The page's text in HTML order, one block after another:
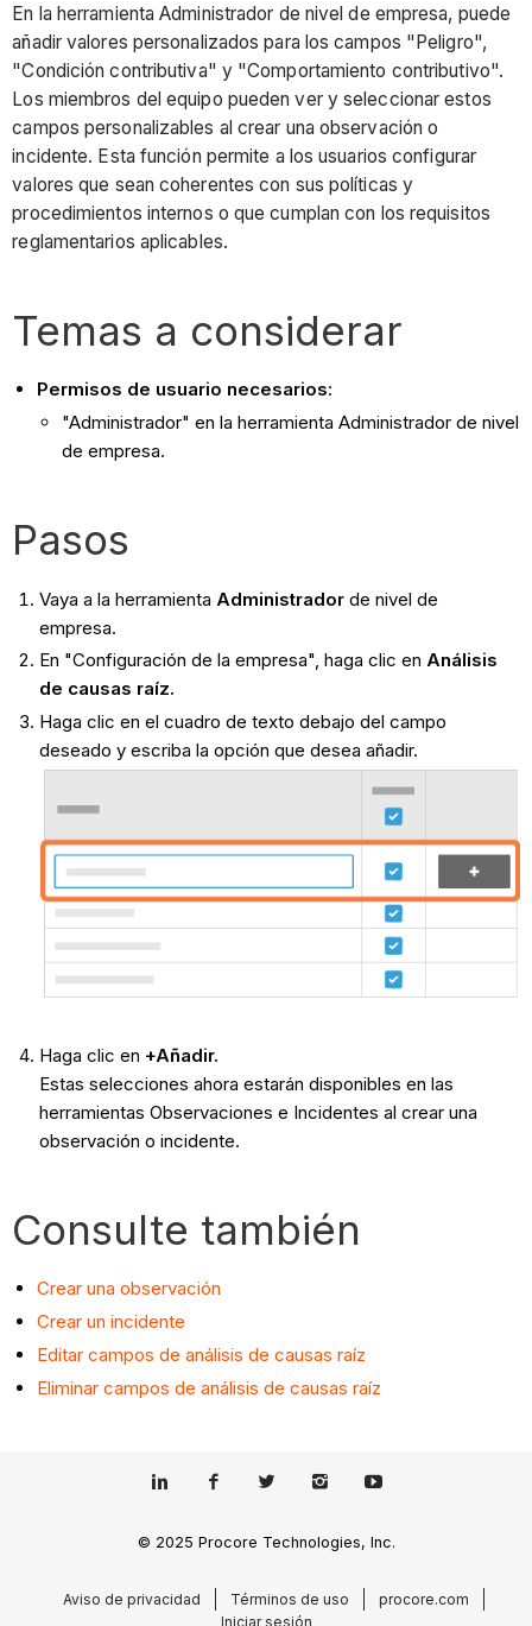
En la herramienta Administrador de nivel de empresa, puede
añadir valores personalizados para los campos "Peligro",
"Condición contributiva" y "Comportamiento contributivo".
Los miembros del equipo pueden ver y seleccionar estos
campos personalizables al crear una observación o
incidente. Esta función permite a los usuarios configurar
valores que sean coherentes con sus políticas y
procedimientos internos o que cumplan con los requisitos
reglamentarios aplicables.
Temas a considerar
Permisos de usuario necesarios:
"Administrador" en la herramienta Administrador de nivel
de empresa.
Pasos
Vaya a la herramienta Administradorde nivel de
empresa.
En "Configuración de la empresa", haga clic en Análisis
de causas raíz.
Haga clic en el cuadro de texto debajo del campo
deseado y escriba la opción que desea añadir.
Haga clic en +Añadir.
Estas selecciones ahora estarán disponibles en las
herramientas Observaciones e Incidentes al crear una
observación o incidente.
Consulte también
Crear una observación
Crear un incidente
Editar campos de análisis de causas raíz
Eliminar campos de análisis de causas raíz
© 2025 Procore Technologies, Inc.
Aviso de privacidad Términos de uso
procore.com
Iniciar sesión